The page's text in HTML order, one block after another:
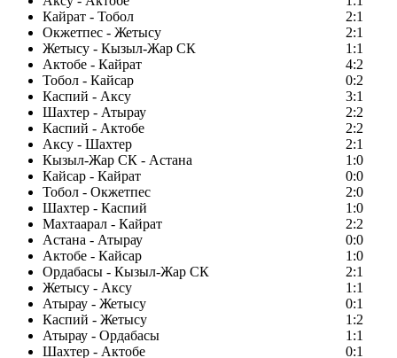
Кайрат - Тобол
2:1
Окжетпес - Жетысу
2:1
Жетысу - Кызыл-Жар СК
1:1
Актобе - Кайрат
4:2
Тобол - Кайсар
0:2
Каспий - Аксу
3:1
Шахтер - Атырау
2:2
Каспий - Актобе
2:2
Аксу - Шахтер
2:1
Кызыл-Жар СК - Астана
1:0
Кайсар - Кайрат
0:0
Тобол - Окжетпес
2:0
Шахтер - Каспий
1:0
Махтаарал - Кайрат
2:2
Астана - Атырау
0:0
Актобе - Кайсар
1:0
Ордабасы - Кызыл-Жар СК
2:1
Жетысу - Аксу
1:1
Атырау - Жетысу
0:1
Каспий - Жетысу
1:2
Атырау - Ордабасы
1:1
Шахтер - Актобе
0:1